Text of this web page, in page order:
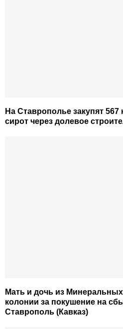
На Ставрополье закупят 567
сирот через долевое
Мать и дочь из
колонии за покушение на
Ставрополь (Кавказ)